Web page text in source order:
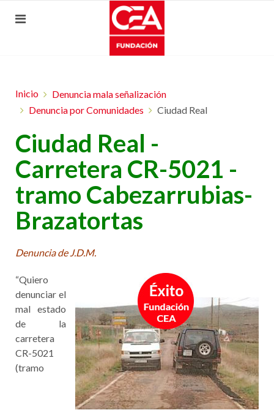
Inicio
Denuncia mala señalización
Denuncia por Comunidades
Ciudad Real
Ciudad Real -
Carretera CR-5021 -
tramo Cabezarrubias-
Brazatortas
Denuncia de J.D.M.
“Quiero
denunciar el
mal estado
de la
carretera
CR-5021
(tramo